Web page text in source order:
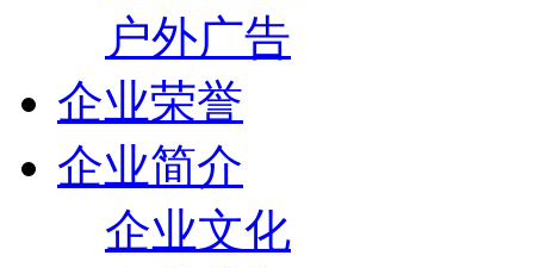
户外广告
企业荣誉
企业简介
企业文化